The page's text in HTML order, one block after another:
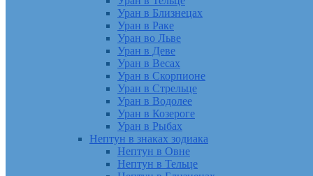
Уран в Близнецах
Уран в Раке
Уран во Льве
Уран в Деве
Уран в Весах
Уран в Скорпионе
Уран в Стрельце
Уран в Водолее
Уран в Козероге
Уран в Рыбах
Нептун в знаках зодиака
Нептун в Овне
Нептун в Тельце